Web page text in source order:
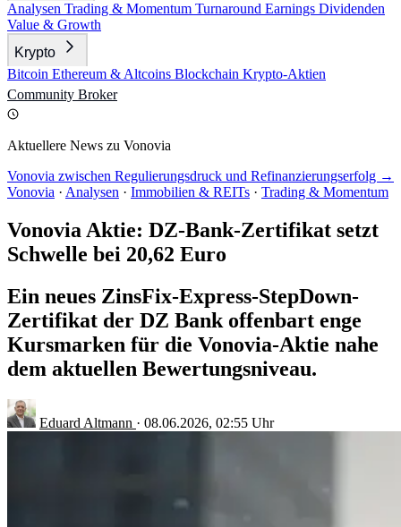
Analysen Trading & Momentum Turnaround Earnings Dividenden
Value & Growth
Krypto
Bitcoin Ethereum & Altcoins Blockchain Krypto-Aktien
Community Broker
Aktuellere News zu Vonovia
Vonovia zwischen Regulierungsdruck und Refinanzierungserfolg →
Vonovia · Analysen · Immobilien & REITs · Trading & Momentum
Vonovia Aktie: DZ-Bank-Zertifikat setzt
Schwelle bei 20,62 Euro
Ein neues ZinsFix-Express-StepDown-
Zertifikat der DZ Bank offenbart enge
Kursmarken für die Vonovia-Aktie nahe
dem aktuellen Bewertungsniveau.
Eduard Altmann · 08.06.2026, 02:55 Uhr